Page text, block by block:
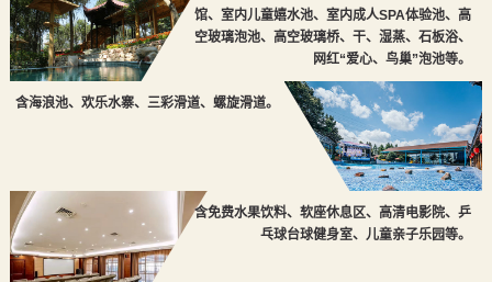
馆、室内儿童嬉水池、室内成人SPA体验池、高
空玻璃泡池、高空玻璃桥、干、湿蒸、石板浴、
网红“爱心、鸟巢”泡池等。
含海浪池、欢乐水寨、三彩滑道、螺旋滑道。
含免费水果饮料、软座休息区、高清电影院、乒
乓球台球健身室、儿童亲子乐园等。